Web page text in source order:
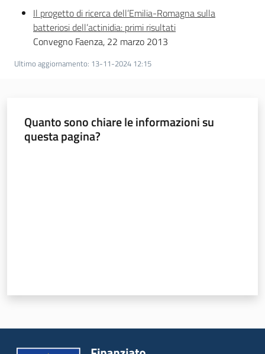
Agricoltura,
caccia e
pesca
Servizi
Il progetto di ricerca dell’Emilia-Romagna sulla
batteriosi dell’actinidia: primi risultati
Convegno Faenza, 22 marzo 2013
Ultimo aggiornamento: 13-11-2024 12:15
Quanto sono chiare le informazioni su
questa pagina?